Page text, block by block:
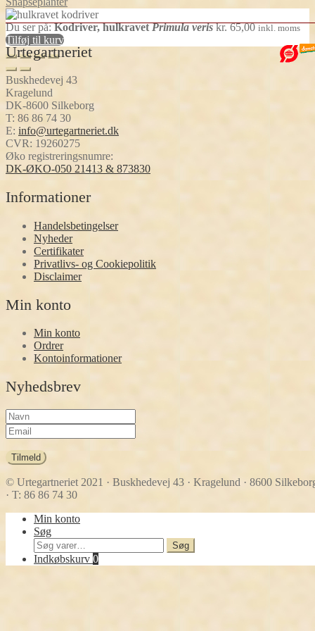
Urtegartneriet
Buskhedevej 43
Kragelund
DK-8600 Silkeborg
T: 86 86 74 30
E: info@urtegartneriet.dk
CVR: 19260275
Øko registreringsnumre:
DK-ØKO-050 21413 & 873830
Informationer
Handelsbetingelser
Nyheder
Certifikater
Privatlivs- og Cookiepolitik
Disclaimer
Min konto
Min konto
Ordrer
Kontoinformationer
Nyhedsbrev
Tilmeld
© Urtegartneriet 2021 · Buskhedevej 43 · Kragelund · 8600
· T: 86 86 74 30
Min konto
Søg
Søg
efter:
Søg
Indkøbskurv 0
Du ser på:Kodriver, hulkravetPrimula veris kr.65,00 inkl. moms
Tilføj til kurv